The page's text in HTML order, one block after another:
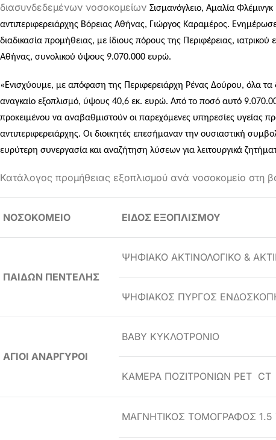
διασυνδεδεμένων νοσοκομείων Σισμανόγλειο, Αμαλία
αντιπεριφερειάρχης Βόρειας Αθήνας, Γιώργος Καραμέρος. Ενημέρωσε
διαδικασία προμήθειας, με ίδιους πόρους της Περιφέρειας,
Αθήνας, συνολικού ύψους 9.070.000 ευρώ.
«Ενισχύουμε, με απόφαση της Περιφερειάρχη Ρένας Δούρου, όλα τα
αναγκαίο εξοπλισμό, ύψους 40,6 εκ. ευρώ. Από το ποσό αυτό
προκειμένου να αναβαθμιστούν οι παρεχόμενες υπηρεσίες υγείας
αντιπεριφερειάρχης. Οι διοικητές επεσήμαναν την ουσιαστική
ευρύτερη συνεργασία και αναζήτηση λύσεων για λειτουργικά
Κατάλογος προμήθειας εξοπλισμού ανά νοσοκομείο στη
ΝΟΣΟΚΟΜΕΙΟ ΕΙΔΟΣ ΕΞΟΠΛΙΣΜΟΥ
ΠΑΙΔΩΝ ΠΕΝΤΕΛΗΣ
ΨΗΦΙΑΚΟ ΑΚΤΙΝΟΛΟΓΙΚΟ &
ΨΗΦΙΑΚΟΣ ΠΥΡΓΟΣ
ΑΓΙΟΙ ΑΝΑΡΓΥΡΟΙ
BABY ΚΥΚΛΟΤΡΟΝΙΟ
ΚΑΜΕΡΑ ΠΟΖΙΤΡΟΝΙΩΝ PET CT
ΜΑΓΝΗΤΙΚΟΣ ΤΟΜΟΓΡΑΦΟΣ 1.5